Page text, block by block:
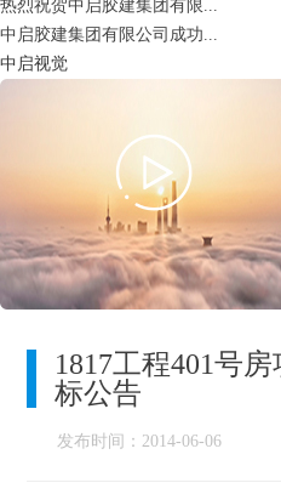
热烈祝贺中启胶建集团有限...
中启胶建集团有限公司成功...
中启视觉
1817工程401号
标公告
发布时间：2014-06-06